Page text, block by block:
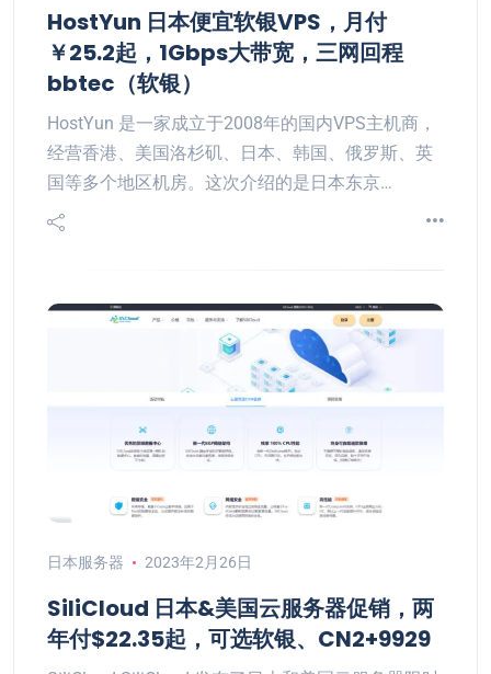
HostYun 日本便宜软银VPS，月付
￥25.2起，1Gbps大带宽，三网回程
bbtec（软银）
HostYun 是一家成立于2008年的国内VPS主机商，
经营香港、美国洛杉矶、日本、韩国、俄罗斯、英
国等多个地区机房。这次介绍的是日本东京…
日本服务器 2023年2月26日
SiliCloud 日本&美国云服务器促销，两
年付$22.35起，可选软银、CN2+9929